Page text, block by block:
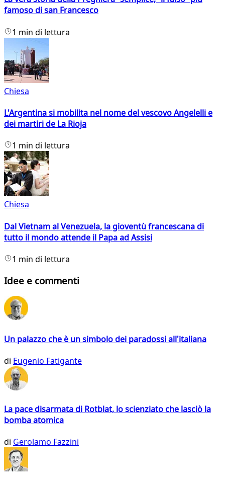
famoso di san Francesco
1 min di lettura
Chiesa
L'Argentina si mobilita nel nome del vescovo Angelelli e
dei martiri de La Rioja
1 min di lettura
Chiesa
Dal Vietnam al Venezuela, la gioventù francescana di
tutto il mondo attende il Papa ad Assisi
1 min di lettura
Idee e commenti
Un palazzo che è un simbolo dei paradossi all'italiana
di Eugenio Fatigante
La pace disarmata di Rotblat, lo scienziato che lasciò la
bomba atomica
di Gerolamo Fazzini